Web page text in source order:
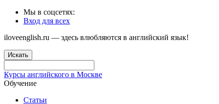
Мы в соцсетях:
Вход для всех
iloveenglish.ru — здесь влюбляются в английский язык!
Искать
Курсы английского в Москве
Обучение
Статьи